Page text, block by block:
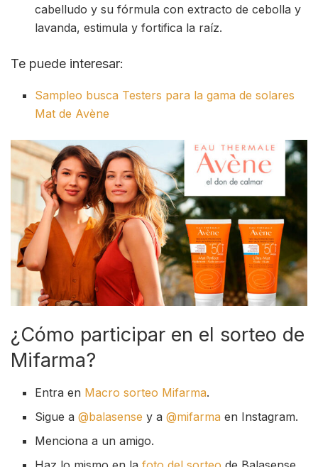
cabelludo y su fórmula con extracto de cebolla y
lavanda, estimula y fortifica la raíz.
Te puede interesar:
Sampleo busca Testers para la gama de solares
Mat de Avène
¿Cómo participar en el sorteo de
Mifarma?
Entra en Macro sorteo Mifarma.
Sigue a@balasense y a@mifarma en Instagram.
Menciona a un amigo.